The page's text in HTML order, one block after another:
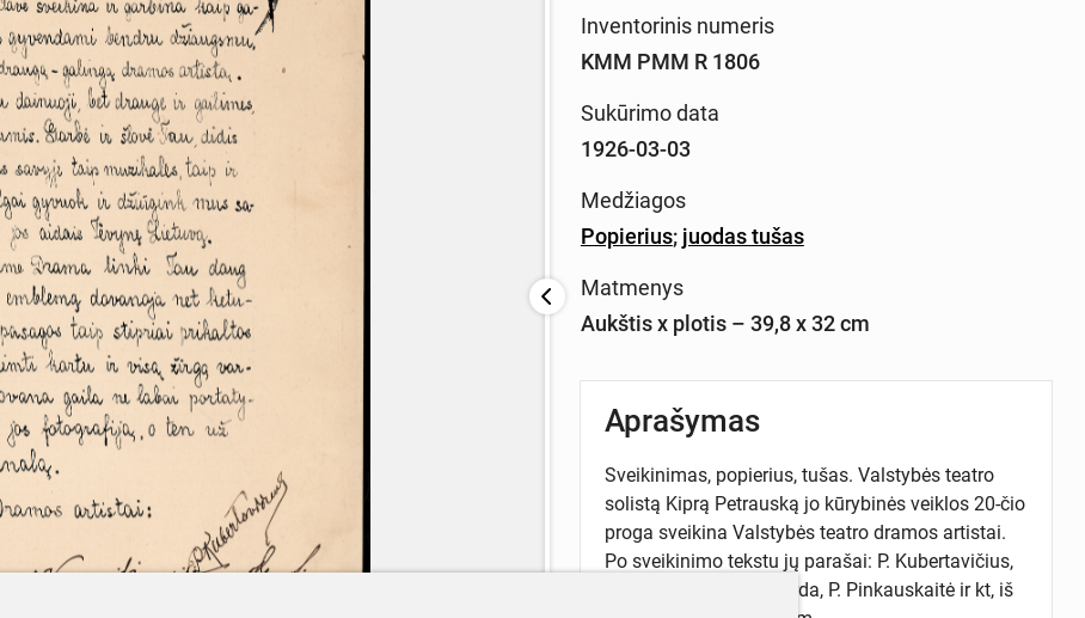
Inventorinis numeris
KMM PMM R 1806
Sukūrimo data
1926-03-03
Medžiagos
Popierius; juodas tušas
Matmenys
Aukštis x plotis – 39,8 x 32 cm
Aprašymas
Sveikinimas, popierius, tušas. Valstybės teatro
solistą Kiprą Petrauską jo kūrybinės veiklos 20-čio
proga sveikina Valstybės teatro dramos artistai.
Po sveikinimo tekstu jų parašai: P. Kubertavičius,
A. Vainiūnaitė, J. Vizgirda, P. Pinkauskaitė ir kt, iš